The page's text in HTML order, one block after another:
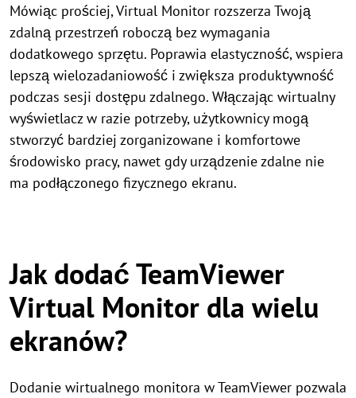
Mówiąc prościej, Virtual Monitor rozszerza Twoją
zdalną przestrzeń roboczą bez wymagania
dodatkowego sprzętu. Poprawia elastyczność, wspiera
lepszą wielozadaniowość i zwiększa produktywność
podczas sesji dostępu zdalnego. Włączając wirtualny
wyświetlacz w razie potrzeby, użytkownicy mogą
stworzyć bardziej zorganizowane i komfortowe
środowisko pracy, nawet gdy urządzenie zdalne nie
ma podłączonego fizycznego ekranu.
Jak dodać TeamViewer
Virtual Monitor dla wielu
ekranów?
Dodanie wirtualnego monitora w TeamViewer pozwala